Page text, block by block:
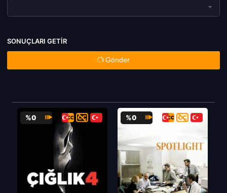
SONUÇLARI GETIR
Gönder
%0 %0